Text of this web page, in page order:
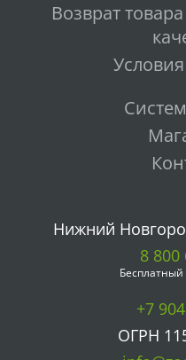
Возврат
Нижний
8 800
Бесплатный
+7
ОГРН